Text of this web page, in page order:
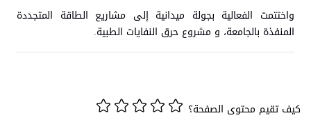
واختتمت الفعالية بجولة ميدانية إلى مشاريع الطاقة المتجددة
المنفذة بالجامعة، و مشروع حرق النفايات الطبية.
كيف تقيم محتوى الصفحة؟